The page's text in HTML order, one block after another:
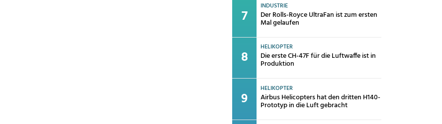
INDUSTRIE
Der Rolls-Royce UltraFan ist zum ersten
Mal gelaufen
HELIKOPTER
Die erste CH-47F für die Luftwaffe ist in
Produktion
HELIKOPTER
Airbus Helicopters hat den dritten H140-
Prototyp in die Luft gebracht